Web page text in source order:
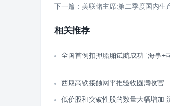
下一篇：美联储主席:第二季度国内生
相关推荐
全国首例扣押船舶试航成功 “海事+
西康高铁接触网平推验收圆满收官
低价股和突破性股的数量大幅增加